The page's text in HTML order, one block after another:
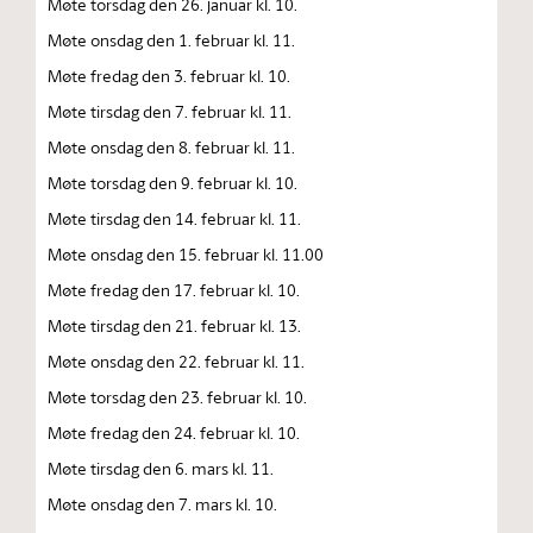
Møte onsdag den 1. februar kl. 11.
Møte fredag den 3. februar kl. 10.
Møte tirsdag den 7. februar kl. 11.
Møte onsdag den 8. februar kl. 11.
Møte torsdag den 9. februar kl. 10.
Møte tirsdag den 14. februar kl. 11.
Møte onsdag den 15. februar kl. 11.00
Møte fredag den 17. februar kl. 10.
Møte tirsdag den 21. februar kl. 13.
Møte onsdag den 22. februar kl. 11.
Møte torsdag den 23. februar kl. 10.
Møte fredag den 24. februar kl. 10.
Møte tirsdag den 6. mars kl. 11.
Møte onsdag den 7. mars kl. 10.